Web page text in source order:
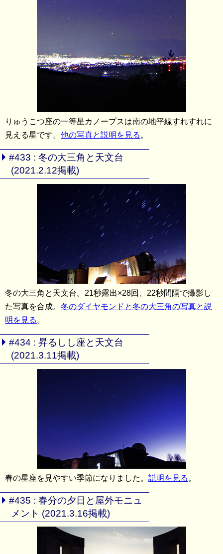
りゅうこつ座の一等星カノープスは南の地平線すれすれに
見える星です。 他の写真と説明を見る 。
#433 : 冬の大三角と天文台
(2021.2.12掲載)
冬の大三角と天文台。21秒露出×28回、22秒間隔で撮影し
た写真を合成。 冬のダイヤモンドと冬の大三角の写真と説
明を見る 。
#434 : 昇るしし座と天文台
(2021.3.11掲載)
春の星座を見やすい季節になりました。 説明を見る 。
#435 : 春分の夕日と屋外モニュ
メント (2021.3.16掲載)